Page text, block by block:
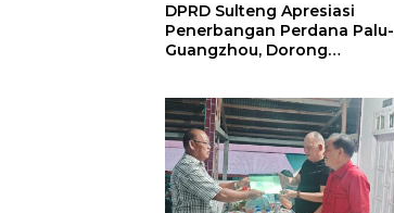
DPRD Sulteng Apresiasi
Penerbangan Perdana Palu-
Guangzhou, Dorong